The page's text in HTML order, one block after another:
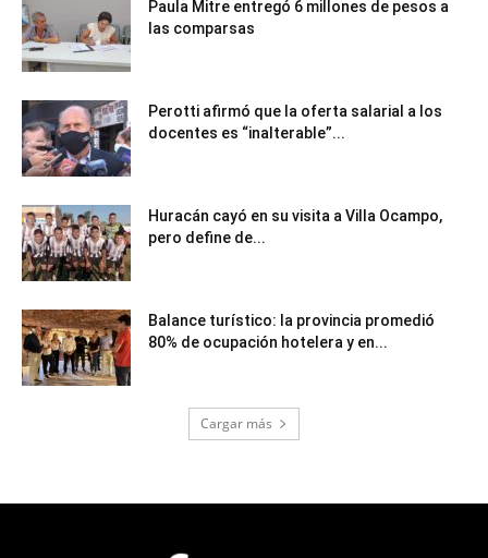
Paula Mitre entregó 6 millones de pesos a
las comparsas
Perotti afirmó que la oferta salarial a los
docentes es “inalterable”...
Huracán cayó en su visita a Villa Ocampo,
pero define de...
Balance turístico: la provincia promedió
80% de ocupación hotelera y en...
Cargar más